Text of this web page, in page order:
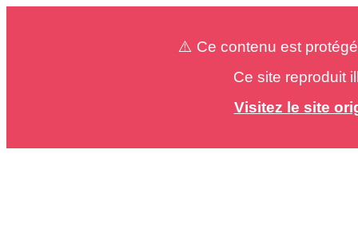
⚠️ Ce contenu est
Ce site reproduit
Visitez le site